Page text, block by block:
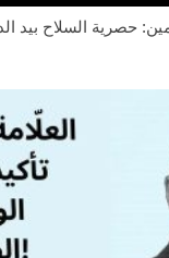
حصرية السلاح بيد